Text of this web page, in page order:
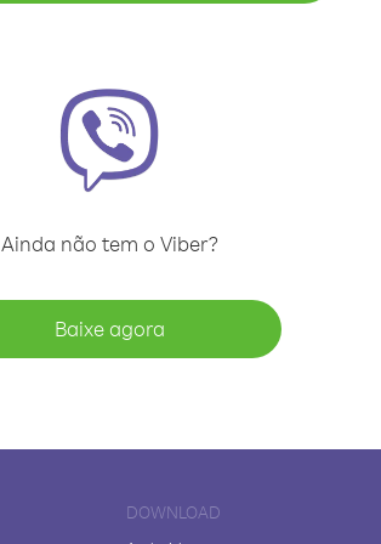
Ainda não tem o Viber?
Baixe agora
DOWNLOAD